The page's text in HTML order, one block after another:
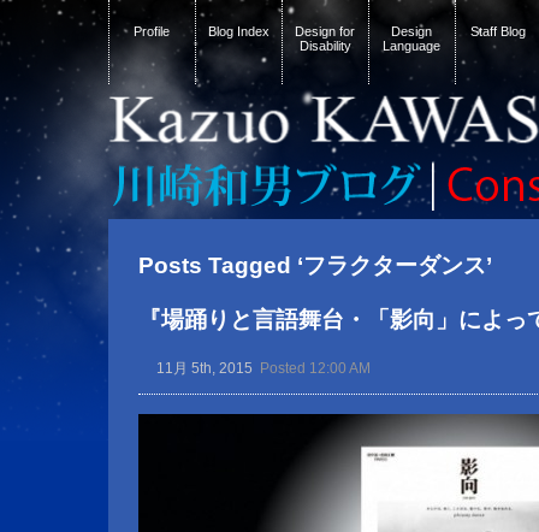
Profile Blog Index
Design for
Disability
Design
Language
Staff Blog
Posts Tagged ‘フラクターダンス’
『場踊りと言語舞台・「影向」によっ
11月 5th, 2015 Posted 12:00 AM